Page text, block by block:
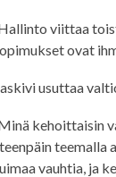
viittaa
ovat
usuttaa
kehoittaisin
teemalla
vauhtia, ja